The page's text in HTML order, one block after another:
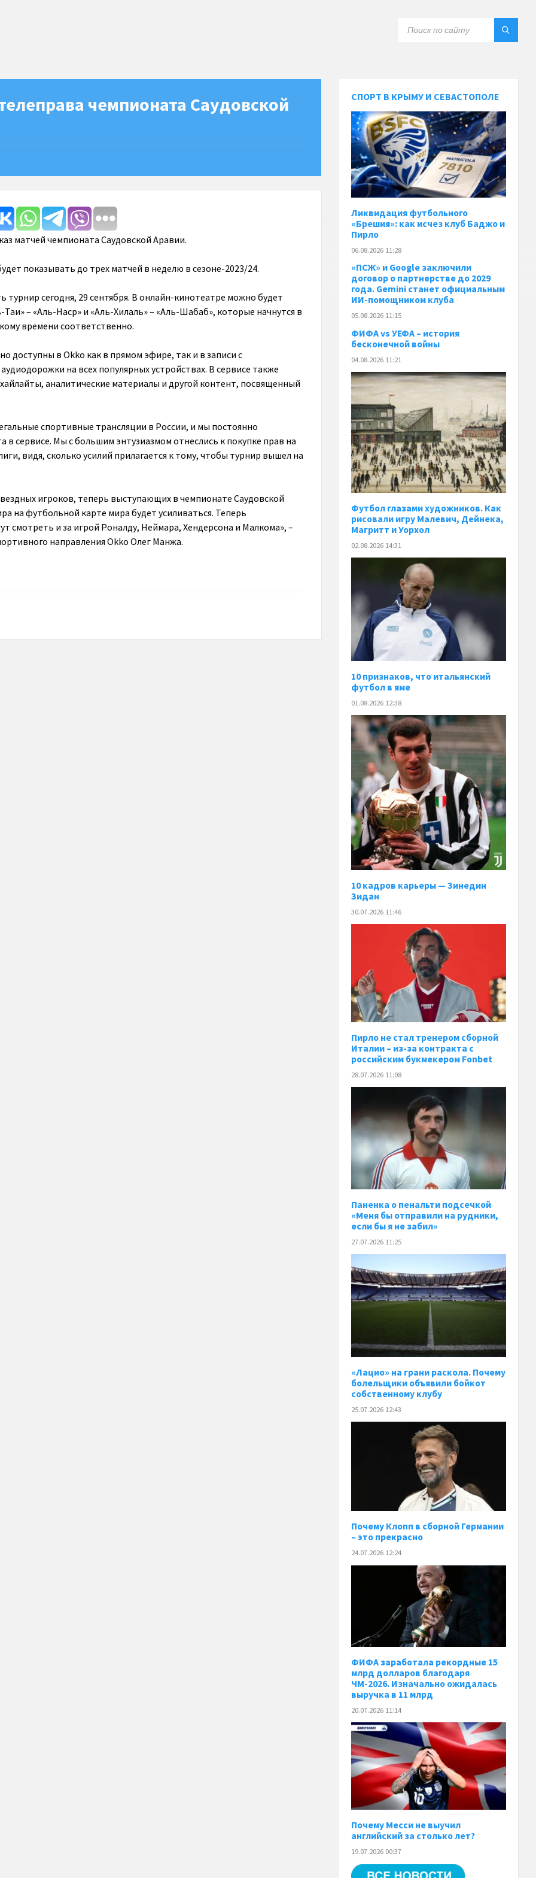
чемпионата Саудовской
матчей чемпионата Саудовской Аравии.
показывать до трех матчей в неделю в сезоне-2023/24.
турнир сегодня, 29 сентября. В онлайн-кинотеатре можно будет
– «Аль-Наср» и «Аль-Хилаль» – «Аль-Шабаб», которые начнутся в
времени соответственно.
доступны в Okko как в прямом эфире, так и в записи с
на всех популярных устройствах. В сервисе также
аналитические материалы и другой контент, посвященный
спортивные трансляции в России, и мы постоянно
в сервисе. Мы с большим энтузиазмом отнеслись к покупке прав на
видя, сколько усилий прилагается к тому, чтобы турнир вышел на
игроков, теперь выступающих в чемпионате Саудовской
на футбольной карте мира будет усиливаться. Теперь
смотреть и за игрой Роналду, Неймара, Хендерсона и Малкома», –
направления Okko Олег Манжа.
СПОРТ В КРЫМУ И СЕВАСТОПОЛЕ
Ликвидация футбольного
«Брешия»: как исчез клуб Баджо и
Пирло
06.08.2026 11:28
«ПСЖ» и Google заключили
договор о партнерстве до 2029
года. Gemini станет официальным
ИИ-помощником клуба
05.08.2026 11:15
ФИФА vs УЕФА – история
бесконечной войны
04.08.2026 11:21
Футбол глазами художников. Как
рисовали игру Малевич, Дейнека,
Магритт и Уорхол
02.08.2026 14:31
10 признаков, что итальянский
футбол в яме
01.08.2026 12:38
10 кадров карьеры — Зинедин
Зидан
30.07.2026 11:46
Пирло не стал тренером сборной
Италии – из-за контракта с
российским букмекером Fonbet
28.07.2026 11:08
Паненка o пенальти подсечкой
«Меня бы отправили на рудники,
если бы я не забил»
27.07.2026 11:25
«Лацио» на грани раскола. Почему
болельщики объявили бойкот
собственному клубу
25.07.2026 12:43
Почему Клопп в сборной Германии
– это прекрасно
24.07.2026 12:24
ФИФА заработала рекордные 15
млрд долларов благодаря
ЧМ-2026. Изначально ожидалась
выручка в 11 млрд
20.07.2026 11:14
Почему Месси не выучил
английский за столько лет?
19.07.2026 00:37